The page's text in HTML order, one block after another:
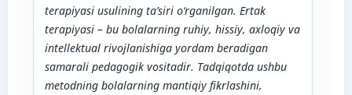
terapiyasi usulining ta’siri o‘rganilgan. Ertak
terapiyasi – bu bolalarning ruhiy, hissiy, axloqiy va
intellektual rivojlanishiga yordam beradigan
samarali pedagogik vositadir. Tadqiqotda ushbu
metodning bolalarning mantiqiy fikrlashini,